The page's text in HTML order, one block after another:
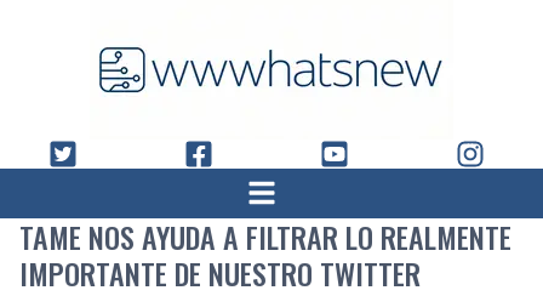
TAME NOS AYUDA A FILTRAR LO REALMENTE
IMPORTANTE DE NUESTRO TWITTER